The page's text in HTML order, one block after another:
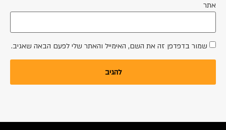
אתר
שמור בדפדפן זה את השם, האימייל והאתר שלי לפעם הבאה שאגיב.